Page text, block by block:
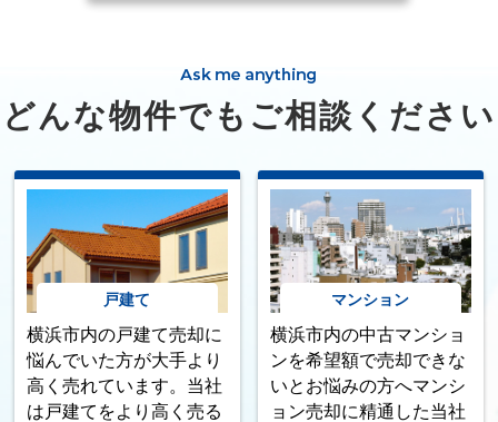
どんな物件でもご相談ください
戸建て
横浜市内の戸建て売却に
悩んでいた方が大手より
高く売れています。当社
は戸建てをより高く売る
マンション
横浜市内の中古マンショ
ンを希望額で売却できな
いとお悩みの方へマンシ
ョン売却に精通した当社